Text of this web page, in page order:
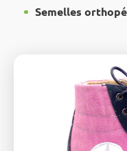
Semelles